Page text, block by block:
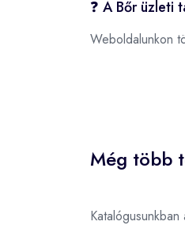
❓ A Bőr üzleti
Weboldalunkon
Még több